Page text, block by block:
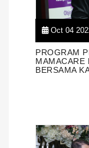
Oct 04
PROGRAM
MAMACARE
BERSAMA